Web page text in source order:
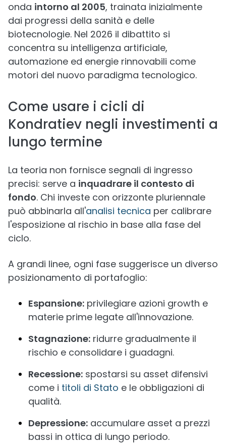
onda intorno al 2005, trainata inizialmente
dai progressi della sanità e delle
biotecnologie. Nel 2026 il dibattito si
concentra su intelligenza artificiale,
automazione ed energie rinnovabili come
motori del nuovo paradigma tecnologico.
Come usare i cicli di
Kondratiev negli investimenti a
lungo termine
La teoria non fornisce segnali di ingresso
precisi: serve a inquadrare il contesto di
fondo. Chi investe con orizzonte pluriennale
può abbinarla all'analisi tecnica per calibrare
l'esposizione al rischio in base alla fase del
ciclo.
A grandi linee, ogni fase suggerisce un diverso
posizionamento di portafoglio:
Espansione: privilegiare azioni growth e
materie prime legate all'innovazione.
Stagnazione: ridurre gradualmente il
rischio e consolidare i guadagni.
Recessione: spostarsi su asset difensivi
come i titoli di Stato e le obbligazioni di
qualità.
Depressione: accumulare asset a prezzi
bassi in ottica di lungo periodo.